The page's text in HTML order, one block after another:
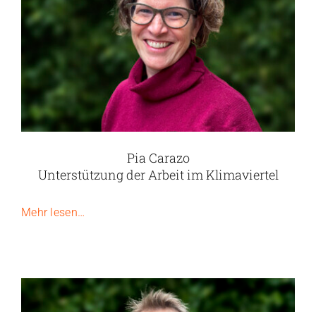
Pia Carazo
Unterstützung der Arbeit im Klimaviertel
Mehr lesen…